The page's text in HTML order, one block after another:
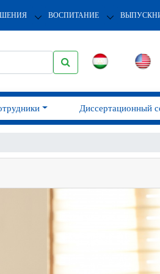
ВОСПИТАНИЕ
Диссертационный